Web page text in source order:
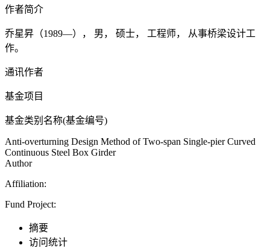
作者简介
乔星昇（1989—）， 男， 硕士， 工程师， 从事桥梁设计工
作。
通讯作者
基金项目
基金类别名称(基金编号)
Anti-overturning Design Method of Two-span Single-pier Curved
Continuous Steel Box Girder
Author
Affiliation:
Fund Project:
摘要
访问统计